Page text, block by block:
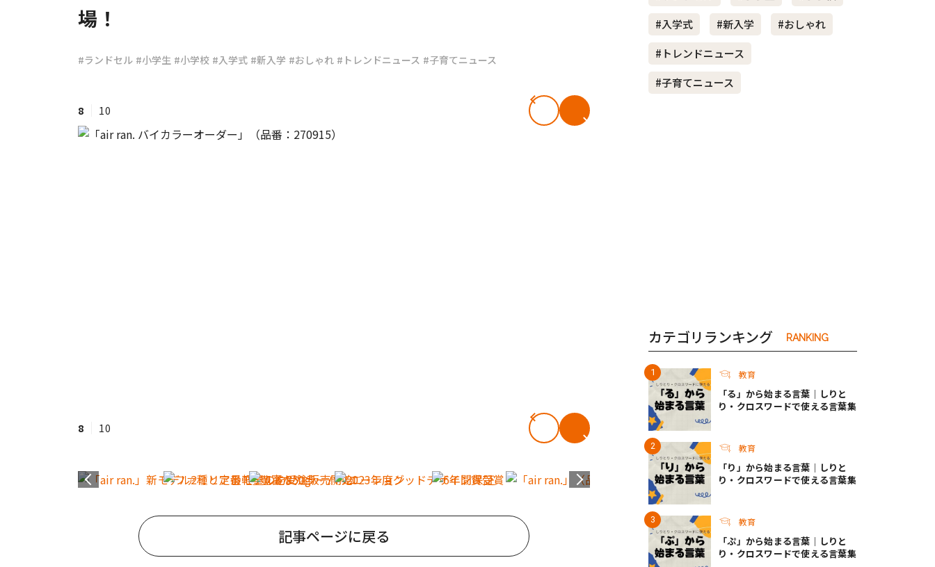
#共働き夫婦 #産休
#渡邊大地の令和的ワーパパ道 #ベビーニュース
場！
#ランドセル #小学生 #小学校 #入学式 #新入学 #おしゃれ #トレンドニュース #子育てニュース
8 10
8 10
記事ページに戻る
#入学式
#新入学
#おしゃれ
#トレンドニュース
#子育てニュース
カテゴリランキング RANKING
教育
「る」から始まる言葉｜しりと
り・クロスワードで使える言葉集
教育
「り」から始まる言葉｜しりと
り・クロスワードで使える言葉集
教育
「ぷ」から始まる言葉｜しりと
り・クロスワードで使える言葉集